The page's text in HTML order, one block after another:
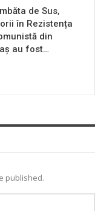
de Sus,
în Rezistența
din
au fost…
published.